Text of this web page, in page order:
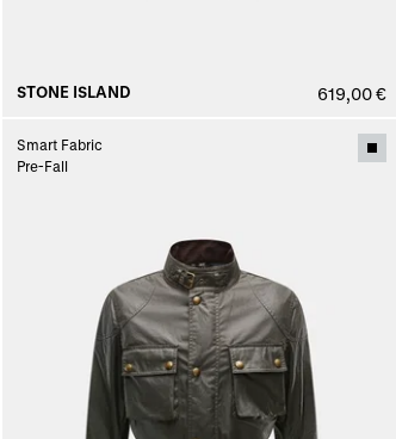
STONE ISLAND 619,00 €
Smart Fabric
Pre-Fall